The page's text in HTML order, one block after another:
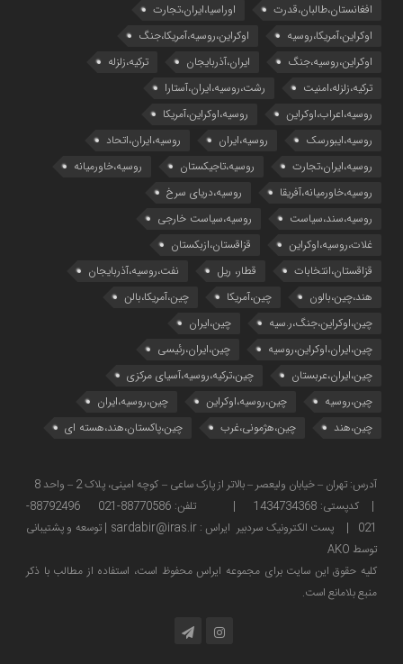
افغانستان،طالبان،قدرت
اوراسیا،ایران،تجارت
اوکراین،آمریکا،روسیه
اوکراین،روسیه،آمریکا،جنگ
اوکراین،روسیه،جنگ
ایران،آذربایجان
ترکیه،زلزله
ترکیه،زلزله،امنیت
رشت،روسیه،ایران،آستارا
روسیه،اعراب،اوکراین
روسیه،اوکراین،آمریکا
روسیه،ایبورسک
روسیه،ایران
روسیه،ایران،اتحاد
روسیه،ایران،تجارت
روسیه،تاجیکستان
روسیه،خاورمیانه
روسیه،خاورمیانه،آفریقا
روسیه،دریای سرخ
روسیه،سند،سیاست
روسیه،سیاست خارجی
غلات،روسیه،اوکراین
قزاقستان،ازبکستان
قزاقستان،انتخابات
قطار، ریل
نفت،روسیه،آذربایجان
هند،چین،بالون
چین،آمریکا
چین،آمریکا،بالن
چین،اوکراین،جنگ،ر.سیه
چین،ایران
چین،ایران،اوکراین،روسیه
چین،ایران،رئیسی
چین،ایران،عربستان
چین،ترکیه،روسیه،آسیای مرکزی
چین،روسیه
چین،روسیه،اوکراین
چین،روسیه،ایران
چین،هند
چین،هژمونی،غرب چین،پاکستان،هند،هسته ای
| کدپستی: 1434734368 | تلفن: 88770586-021 88792496-
021 | پست الکترونیک سردبیر ایراس : sardabir@iras.ir |
توسعه و پشتیبانی
توسط AKO
كليه حقوق این سایت برای مجموعه ایراس محفوظ است، استفاده از مطالب با ذكر
منبع بلامانع است.